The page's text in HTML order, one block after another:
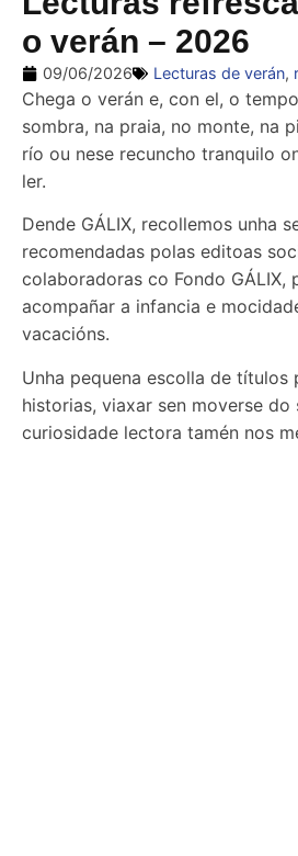
o verán – 2026
09/06/2026 Lecturas de verán,
Chega o verán e, con el, o
sombra, na praia, no monte, na
río ou nese recuncho tranquilo
ler.
Dende GÁLIX, recollemos unha
recomendadas polas editoas
colaboradoras co Fondo GÁLIX,
acompañar a infancia e
vacacións.
Unha pequena escolla de títulos
historias, viaxar sen moverse
curiosidade lectora tamén nos